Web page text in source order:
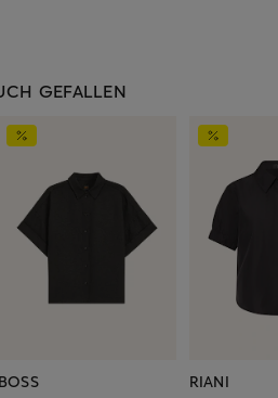
GEFALLEN
BOSS
RIANI